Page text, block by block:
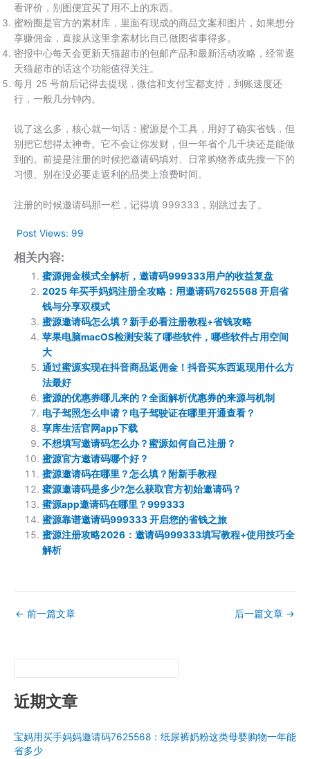
看评价，别图便宜买了用不上的东西。
蜜粉圈是官方的素材库，里面有现成的商品文案和图片，如果想分
享赚佣金，直接从这里拿素材比自己做图省事得多。
密报中心每天会更新天猫超市的包邮产品和最新活动攻略，经常逛
天猫超市的话这个功能值得关注。
每月 25 号前后记得去提现，微信和支付宝都支持，到账速度还
行，一般几分钟内。
说了这么多，核心就一句话：蜜源是个工具，用好了确实省钱，但
别把它想得太神奇。它不会让你发财，但一年省个几千块还是能做
到的。前提是注册的时候把邀请码填对、日常购物养成先搜一下的
习惯、别在没必要走返利的品类上浪费时间。
注册的时候邀请码那一栏，记得填 999333，别跳过去了。
Post Views: 99
相关内容:
蜜源佣金模式全解析，邀请码999333用户的收益复盘
2025 年买手妈妈注册全攻略：用邀请码7625568 开启省
钱与分享双模式
蜜源邀请码怎么填？新手必看注册教程+省钱攻略
苹果电脑macOS检测安装了哪些软件，哪些软件占用空间
大
通过蜜源实现在抖音商品返佣金！抖音买东西返现用什么方
法最好
蜜源的优惠券哪儿来的？全面解析优惠券的来源与机制
电子驾照怎么申请？电子驾驶证在哪里开通查看？
享库生活官网app下载
不想填写邀请码怎么办？蜜源如何自己注册？
蜜源官方邀请码哪个好？
蜜源邀请码在哪里？怎么填？附新手教程
蜜源邀请码是多少?怎么获取官方初始邀请码？
蜜源app邀请码在哪里？999333
蜜源靠谱邀请码999333 开启您的省钱之旅
蜜源注册攻略2026：邀请码999333填写教程+使用技巧全
解析
← 前一篇文章 后一篇文章 →
近期文章
宝妈用买手妈妈邀请码7625568：纸尿裤奶粉这类母婴购物一年能
省多少